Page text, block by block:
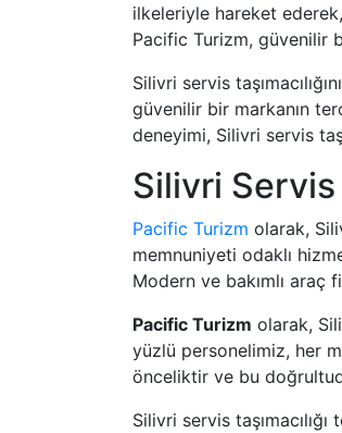
ilkeleriyle hareket
Pacific Turizm, güvenilir
Silivri servis
güvenilir bir markanın
deneyimi, Silivri servis
Silivri Servis
Pacific Turizm olarak,
memnuniyeti odaklı
Modern ve bakımlı
Pacific Turizm olarak,
yüzlü personelimiz, her
önceliktir ve bu
Silivri servis